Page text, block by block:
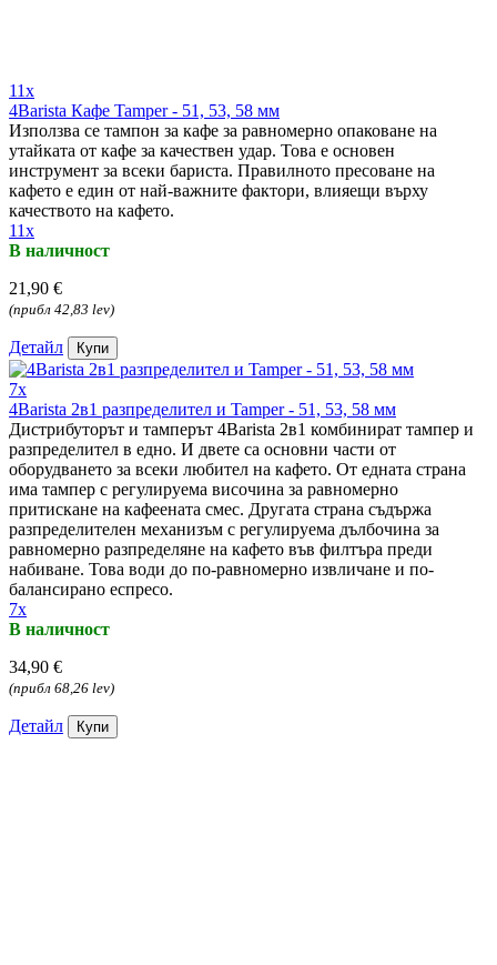
11x
4Barista Кафе Tamper - 51, 53, 58 мм
Използва се тампон за кафе за равномерно опаковане на
утайката от кафе за качествен удар. Това е основен
инструмент за всеки бариста. Правилното пресоване на
кафето е един от най-важните фактори, влияещи върху
качеството на кафето.
11x
В наличност
21,90 €
(прибл 42,83 lev)
Детайл Купи
7x
4Barista 2в1 разпределител и Tamper - 51, 53, 58 мм
Дистрибуторът и тамперът 4Barista 2в1 комбинират тампер и
разпределител в едно. И двете са основни части от
оборудването за всеки любител на кафето. От едната страна
има тампер с регулируема височина за равномерно
притискане на кафеената смес. Другата страна съдържа
разпределителен механизъм с регулируема дълбочина за
равномерно разпределяне на кафето във филтъра преди
набиване. Това води до по-равномерно извличане и по-
балансирано еспресо.
7x
В наличност
34,90 €
(прибл 68,26 lev)
Детайл Купи